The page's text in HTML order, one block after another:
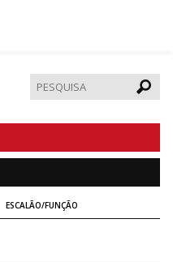
ESCALÃO/FUNÇÃO